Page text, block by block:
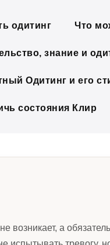
одитинг Что
знание и
Одитинг и его
состояния Клир
возникает, а